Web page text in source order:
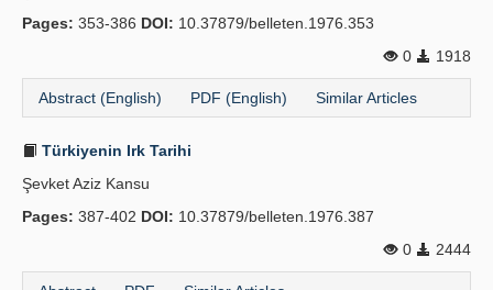
Principles
Guidelines
Contact Us
Pages: 353-386 DOI: 10.37879/belleten.1976.353
0
1918
Abstract (English) PDF (English) Similar Articles
Türkiyenin Irk Tarihi
Şevket Aziz Kansu
Pages: 387-402 DOI: 10.37879/belleten.1976.387
0
2444